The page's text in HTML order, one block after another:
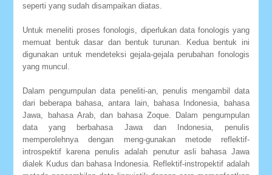
seperti yang sudah disampaikan diatas.
Untuk meneliti proses fonologis, diperlukan data fonologis yang
memuat bentuk dasar dan bentuk turunan. Kedua bentuk ini
digunakan untuk mendeteksi gejala-gejala perubahan fonologis
yang muncul.
Dalam pengumpulan data peneliti-an, penulis mengambil data
dari beberapa bahasa, antara lain, bahasa Indonesia, bahasa
Jawa, bahasa Arab, dan bahasa Zoque. Dalam pengumpulan
data yang berbahasa Jawa dan Indonesia, penulis
memperolehnya dengan meng-gunakan metode reflektif-
introspektif karena penulis adalah penutur asli bahasa Jawa
dialek Kudus dan bahasa Indonesia. Reflektif-instropektif adalah